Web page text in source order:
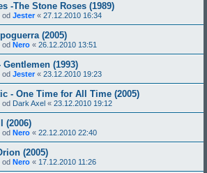
-The Stone Roses (1989)
od Jester« 27.12.2010 16:34
(2005)
od Nero « 26.12.2010 13:51
(1993)
od Jester« 23.12.2010 19:23
- One Time for All Time (2005)
od Dark Axel « 23.12.2010 19:12
(2006)
od Nero « 22.12.2010 22:40
(2005)
od Nero « 17.12.2010 11:26